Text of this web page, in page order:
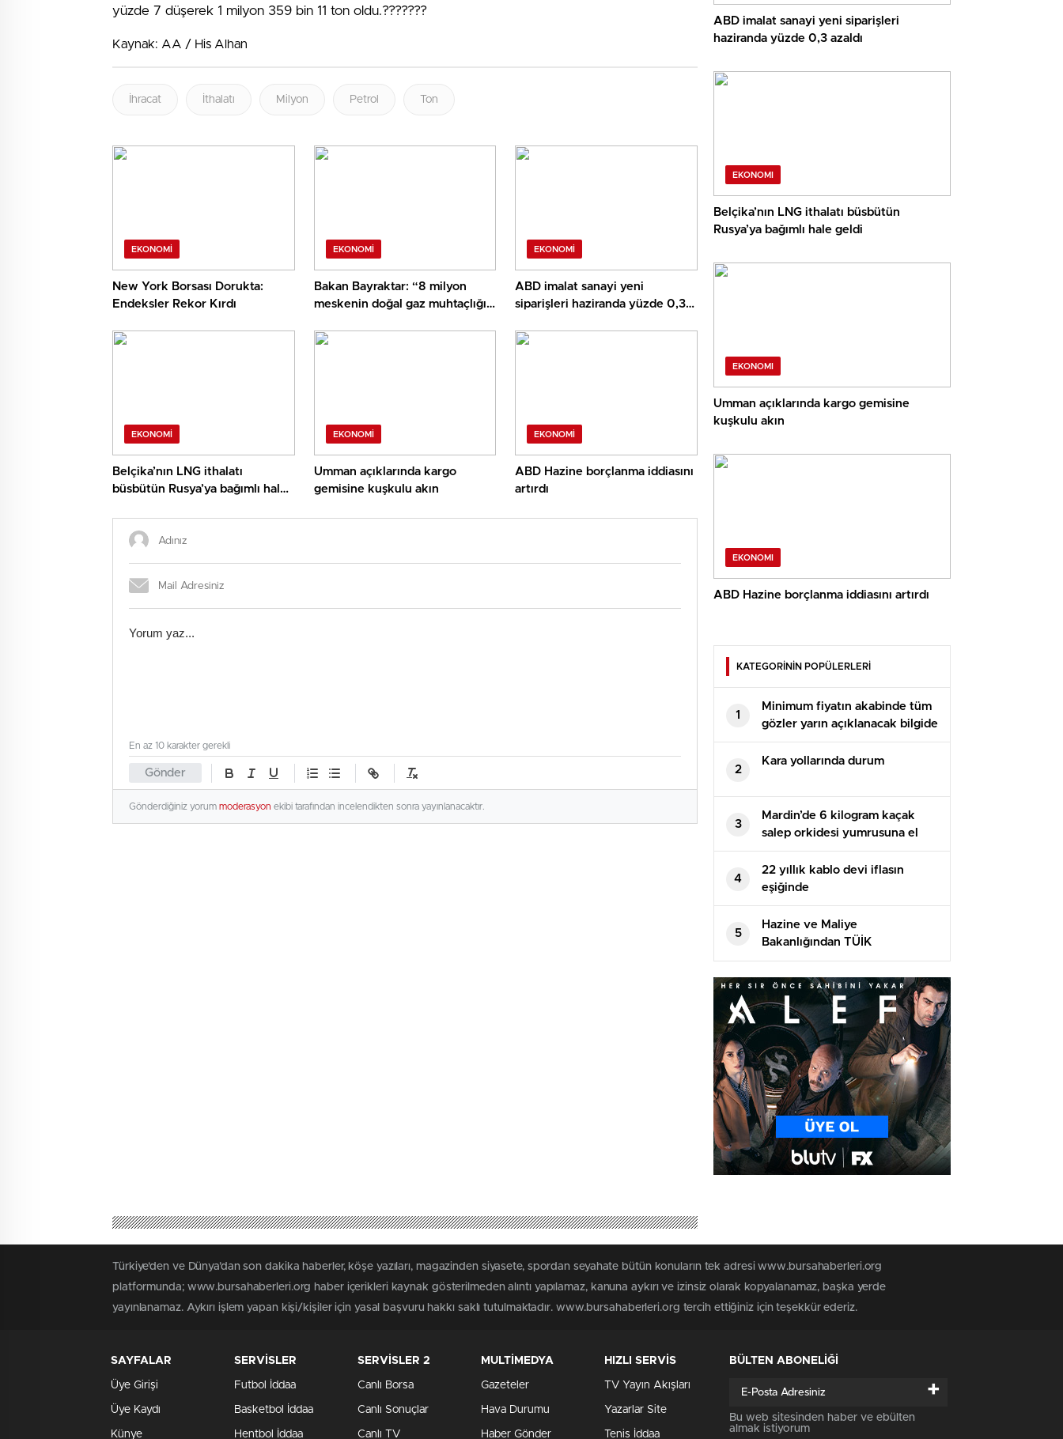
yüzde 7 düşerek 1 milyon 359 bin 11 ton oldu.???????
Kaynak: AA / His Alhan
İhracat İthalatı Milyon Petrol Ton
EKONOMI
New York Borsası Dorukta:
Endeksler Rekor Kırdı
EKONOMI
Bakan Bayraktar: “8 milyon
meskenin doğal gaz muhtaçlığı
sağlanacak”
EKONOMI
ABD imalat sanayi yeni
siparişleri haziranda yüzde 0,3
EKONOMI
Belçika’nın LNG ithalatı
büsbütün Rusya’ya bağımlı hale
EKONOMI
Umman açıklarında kargo
gemisine kuşkulu akın
EKONOMI
ABD Hazine borçlanma iddiasını
artırdı
Gönder
En az 10 karakter gerekli
Gönderdiğiniz yorum moderasyon ekibi tarafından incelendikten sonra yayınlanacaktır.
ABD imalat sanayi yeni siparişleri
haziranda yüzde 0,3 azaldı
EKONOMI
Belçika’nın LNG ithalatı büsbütün
Rusya’ya bağımlı hale geldi
EKONOMI
Umman açıklarında kargo gemisine
kuşkulu akın
EKONOMI
ABD Hazine borçlanma iddiasını artırdı
KATEGORİNİN POPÜLERLERİ
1
Minimum fiyatın akabinde tüm
gözler yarın açıklanacak bilgide
2
Kara yollarında durum
3
Mardin’de 6 kilogram kaçak
salep orkidesi yumrusuna el
konuldu
4
22 yıllık kablo devi iflasın
eşiğinde
5
Hazine ve Maliye
Bakanlığından TÜİK
Başkanlığına yapılan atamaya
ait tezlere reaksiyon
Açıklaması
Türkiye'den ve Dünya’dan son dakika haberler, köşe yazıları, magazinden siyasete, spordan seyahate bütün konuların tek adresi www.bursahaberleri.org
platformunda; www.bursahaberleri.org haber içerikleri kaynak gösterilmeden alıntı yapılamaz, kanuna aykırı ve izinsiz olarak kopyalanamaz, başka yerde
yayınlanamaz. Aykırı işlem yapan kişi/kişiler için yasal başvuru hakkı saklı tutulmaktadır. www.bursahaberleri.org tercih ettiğiniz için teşekkür ederiz.
SAYFALAR
Üye Girişi
Üye Kaydı
Künye
SERVİSLER
Futbol İddaa
Basketbol İddaa
Hentbol İddaa
SERVİSLER 2
Canlı Borsa
Canlı Sonuçlar
Canlı TV
MULTİMEDYA
Gazeteler
Hava Durumu
Haber Gönder
HIZLI SERVİS
TV Yayın Akışları
Yazarlar Site
Tenis İddaa
BÜLTEN ABONELİĞİ
+
Bu web sitesinden haber ve ebülten
almak istiyorum